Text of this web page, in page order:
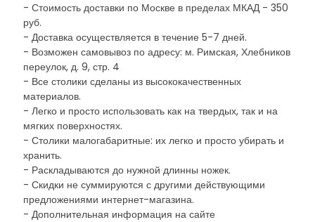
- Стоимость доставки по Москве в пределах МКАД - 350
руб.
- Доставка осуществляется в течение 5-7 дней.
- Возможен самовывоз по адресу: м. Римская, Хлебников
переулок, д. 9, стр. 4
- Все столики сделаны из высококачественных
материалов.
- Легко и просто использовать как на твердых, так и на
мягких поверхностях.
- Столики малогабаритные: их легко и просто убирать и
хранить.
- Раскладываются до нужной длинны ножек.
- Скидки не суммируются с другими действующими
предложениями интернет-магазина.
- Дополнительная информация на сайте